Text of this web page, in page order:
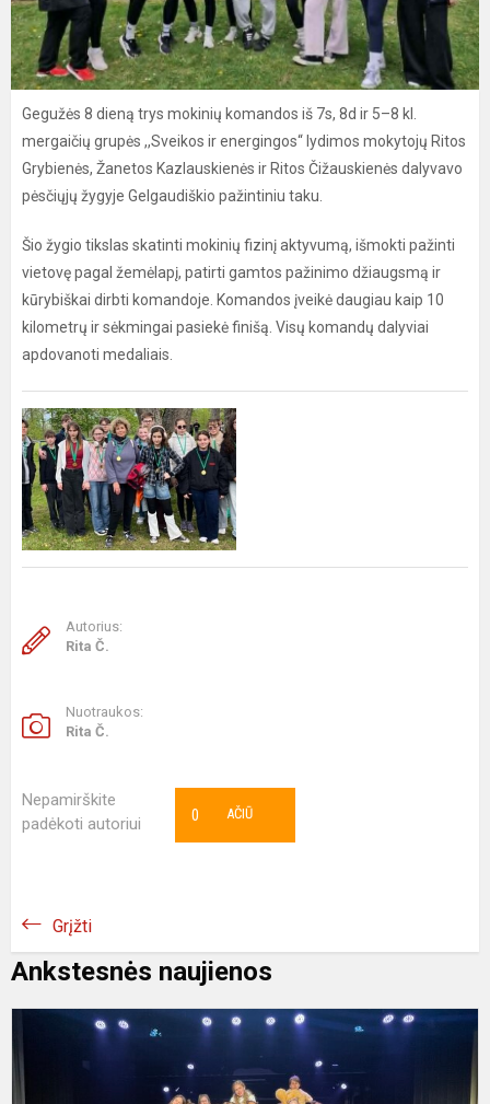
Gegužės 8 dieną trys mokinių komandos iš 7s, 8d ir 5–8 kl.
mergaičių grupės ,,Sveikos ir energingos“ lydimos mokytojų Ritos
Grybienės, Žanetos Kazlauskienės ir Ritos Čižauskienės dalyvavo
pėsčiųjų žygyje Gelgaudiškio pažintiniu taku.
Šio žygio tikslas skatinti mokinių fizinį aktyvumą, išmokti pažinti
vietovę pagal žemėlapį, patirti gamtos pažinimo džiaugsmą ir
kūrybiškai dirbti komandoje. Komandos įveikė daugiau kaip 10
kilometrų ir sėkmingai pasiekė finišą. Visų komandų dalyviai
apdovanoti medaliais.
Autorius:
Rita Č.
Nuotraukos:
Rita Č.
Nepamirškite
padėkoti autoriui
AČIŪ
0
Grįžti
Ankstesnės naujienos